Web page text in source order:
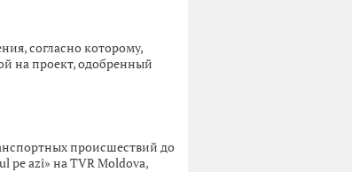
согласно которому,
на проект, одобренный
происшествий до
pe azi» на TVR Moldova,